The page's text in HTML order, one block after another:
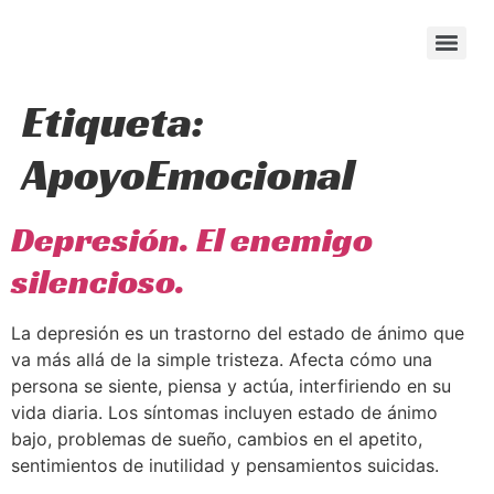
Etiqueta:
ApoyoEmocional
Depresión. El enemigo
silencioso.
La depresión es un trastorno del estado de ánimo que
va más allá de la simple tristeza. Afecta cómo una
persona se siente, piensa y actúa, interfiriendo en su
vida diaria. Los síntomas incluyen estado de ánimo
bajo, problemas de sueño, cambios en el apetito,
sentimientos de inutilidad y pensamientos suicidas.